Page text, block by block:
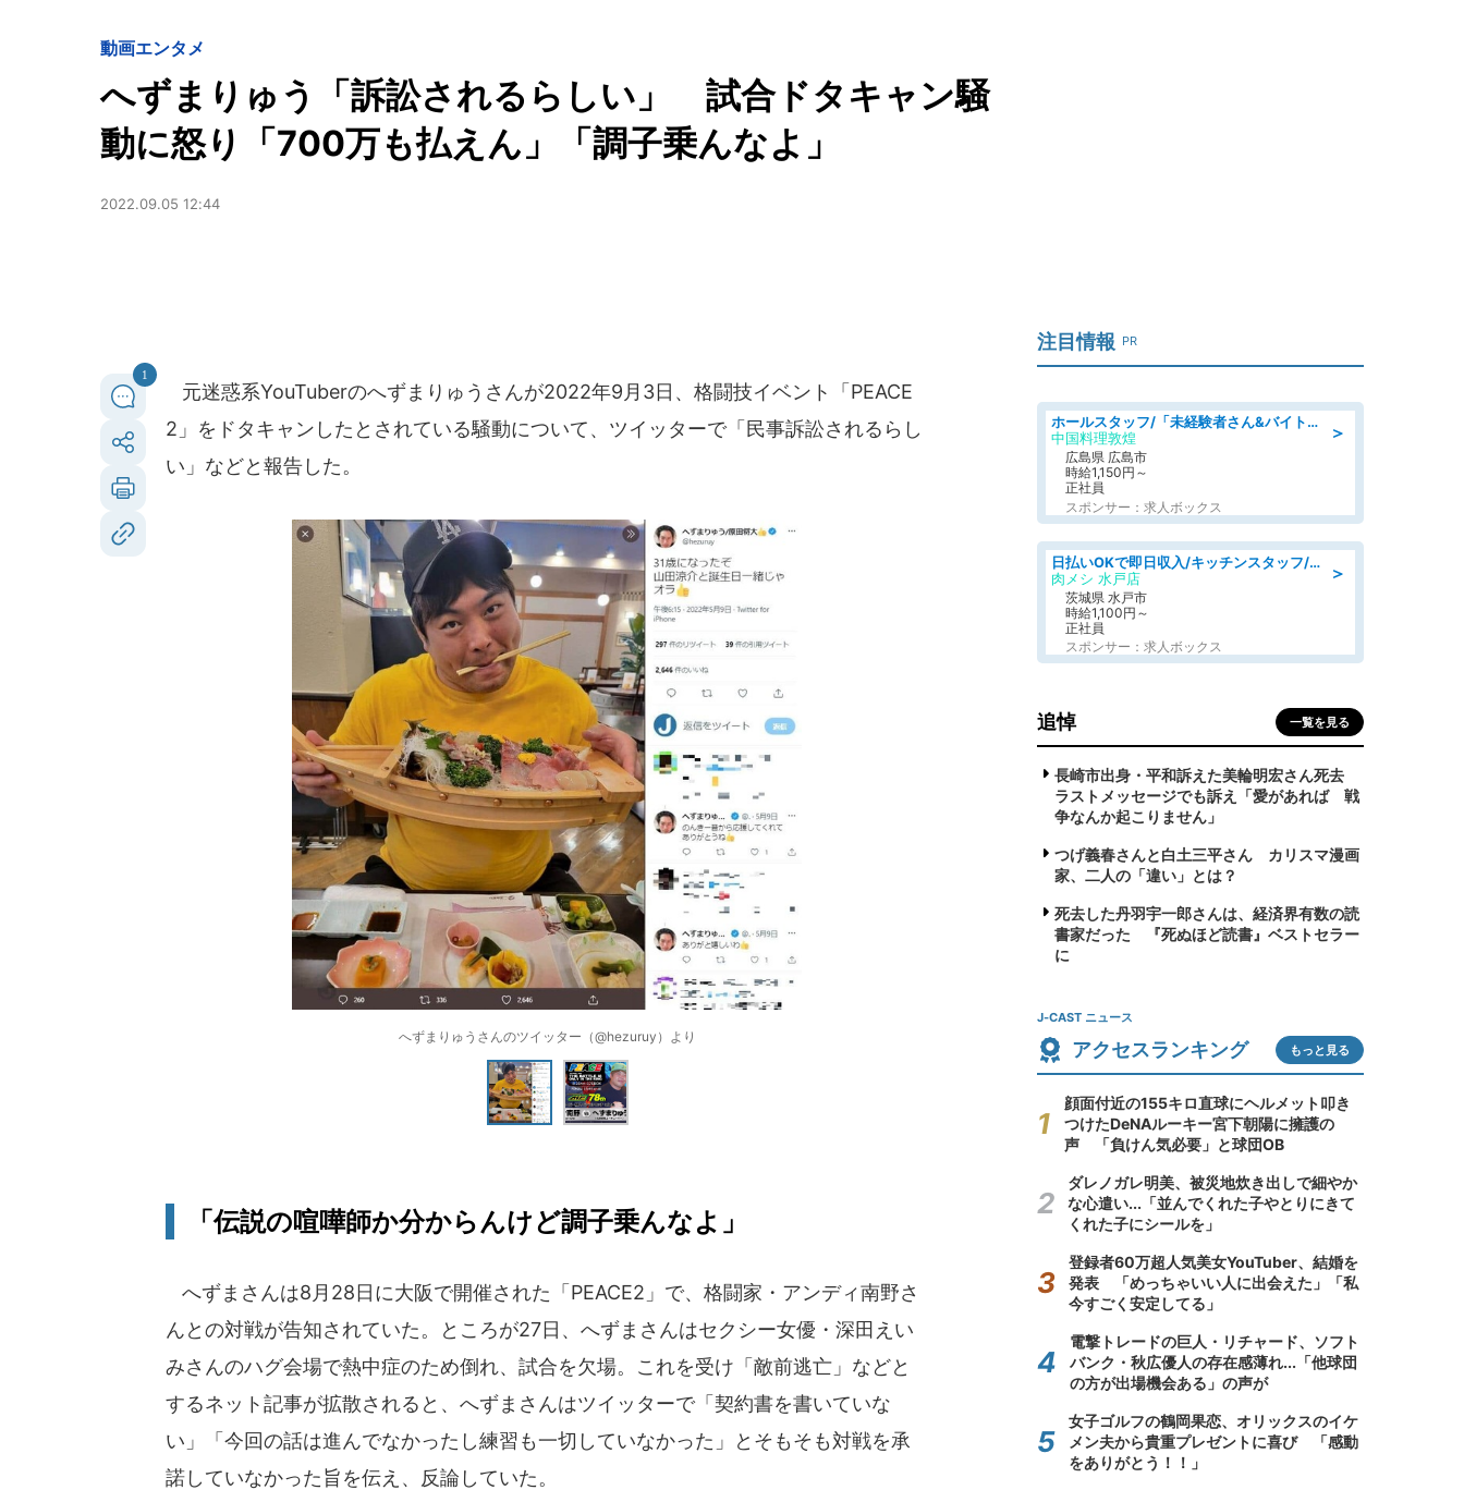
動画エンタメ
へずまりゅう「訴訟されるらしい」 試合ドタキャン騒
動に怒り「700万も払えん」「調子乗んなよ」
2022.09.05 12:44
1
元迷惑系YouTuberのへずまりゅうさんが2022年9月3日、格闘技イベント「PEACE
2」をドタキャンしたとされている騒動について、ツイッターで「民事訴訟されるらし
い」などと報告した。
へずまりゅうさんのツイッター（@hezuruy）より
「伝説の喧嘩師か分からんけど調子乗んなよ」
へずまさんは8月28日に大阪で開催された「PEACE2」で、格闘家・アンディ南野さ
んとの対戦が告知されていた。ところが27日、へずまさんはセクシー女優・深田えい
みさんのハグ会場で熱中症のため倒れ、試合を欠場。これを受け「敵前逃亡」などと
するネット記事が拡散されると、へずまさんはツイッターで「契約書を書いていな
い」「今回の話は進んでなかったし練習も一切していなかった」とそもそも対戦を承
諾していなかった旨を伝え、反論していた。
注目情報 PR
＞
ホールスタッフ/「未経験者さん&バイトデビューも大歓迎」残業ほぼなし×1日3時間〜勤務OK!フォロー体制も充実/広島県/広島市南区
中国料理敦煌
広島県 広島市
時給1,150円～
正社員
スポンサー：求人ボックス
＞
日払いOKで即日収入/キッチンスタッフ/「原付免許必須」デリバリー業務など、自己成長可能な幅広い仕事に挑戦!髪型自由&ピアス・ネイルOK/茨城県/水戸市
肉メシ 水戸店
茨城県 水戸市
時給1,100円～
正社員
スポンサー：求人ボックス
追悼 一覧を見る
長崎市出身・平和訴えた美輪明宏さん死去
ラストメッセージでも訴え「愛があれば 戦
争なんか起こりません」
つげ義春さんと白土三平さん カリスマ漫画
家、二人の「違い」とは？
死去した丹羽宇一郎さんは、経済界有数の読
書家だった 『死ぬほど読書』ベストセラー
に
J-CAST ニュース
アクセスランキング もっと見る
顔面付近の155キロ直球にヘルメット叩き
つけたDeNAルーキー宮下朝陽に擁護の
声 「負けん気必要」と球団OB
ダレノガレ明美、被災地炊き出しで細やか
な心遣い...「並んでくれた子やとりにきて
くれた子にシールを」
登録者60万超人気美女YouTuber、結婚を
発表 「めっちゃいい人に出会えた」「私
今すごく安定してる」
電撃トレードの巨人・リチャード、ソフト
バンク・秋広優人の存在感薄れ...「他球団
の方が出場機会ある」の声が
女子ゴルフの鶴岡果恋、オリックスのイケ
メン夫から貴重プレゼントに喜び 「感動
をありがとう！！」